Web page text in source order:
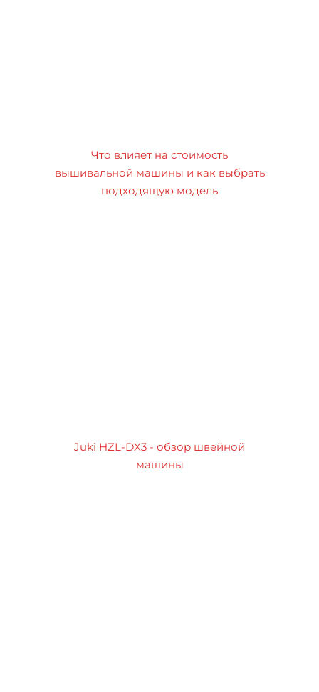
Что влияет на стоимость
вышивальной машины и как выбрать
подходящую модель
Juki HZL-DX3 - обзор швейной
машины